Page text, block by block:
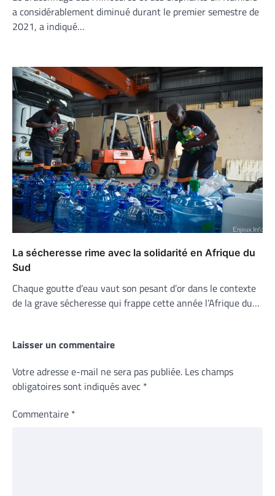
a considérablement diminué durant le premier semestre de
2021, a indiqué…
La sécheresse rime avec la solidarité en Afrique du
Sud
Chaque goutte d’eau vaut son pesant d’or dans le contexte
de la grave sécheresse qui frappe cette année l’Afrique du…
Laisser un commentaire
Votre adresse e-mail ne sera pas publiée. Les champs
obligatoires sont indiqués avec *
Commentaire *